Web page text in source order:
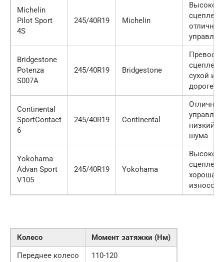
Michelin
Pilot Sport
4S
245/40R19 Michelin
Высокое
отличная
Bridgestone
Potenza
S007A
245/40R19 Bridgestone
сухой и
дороге
Continental
SportContact
6
245/40R19 Continental
Отличная
низкий
шума
Yokohama
Advan Sport
V105
245/40R19 Yokohama
Высокое
хорошая
Колесо
Момент затяжки (Нм)
Переднее колесо
110-120